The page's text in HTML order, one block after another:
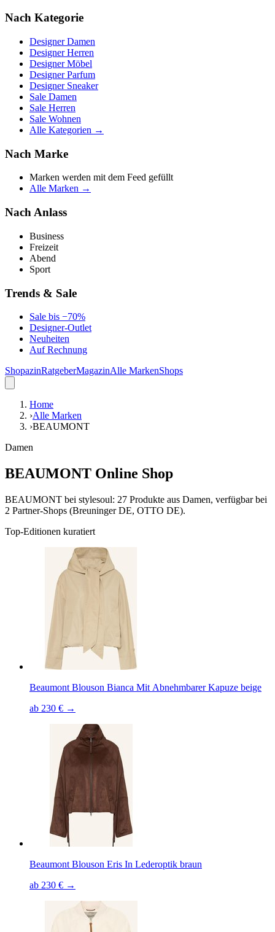
Nach Kategorie
Designer Damen
Designer Herren
Designer Möbel
Designer Parfum
Designer Sneaker
Sale Damen
Sale Herren
Sale Wohnen
Alle Kategorien →
Nach Marke
Marken werden mit dem Feed gefüllt
Alle Marken →
Nach Anlass
Business
Freizeit
Abend
Sport
Trends & Sale
Sale bis −70%
Designer-Outlet
Neuheiten
Auf Rechnung
ShopazinRatgeberMagazinAlle MarkenShops
Home
›Alle Marken
›BEAUMONT
Damen
BEAUMONT Online Shop
BEAUMONT bei stylesoul: 27 Produkte aus Damen, verfügbar bei
2 Partner-Shops (Breuninger DE, OTTO DE).
Top-Editionen kuratiert
Beaumont Blouson Bianca Mit Abnehmbarer Kapuze beige
ab 230 € →
Beaumont Blouson Eris In Lederoptik braun
ab 230 € →